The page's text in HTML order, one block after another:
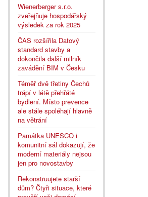
Wienerberger s.r.o.
zveřejňuje hospodářský
výsledek za rok 2025
ČAS rozšířila Datový
standard stavby a
dokončila další milník
zavádění BIM v Česku
Téměř dvě třetiny Čechů
trápí v létě přehřáté
bydlení. Místo prevence
ale stále spoléhají hlavně
na větrání
Památka UNESCO i
komunitní sál dokazují, že
moderní materiály nejsou
jen pro novostavby
Rekonstruujete starší
dům? Čtyři situace, které